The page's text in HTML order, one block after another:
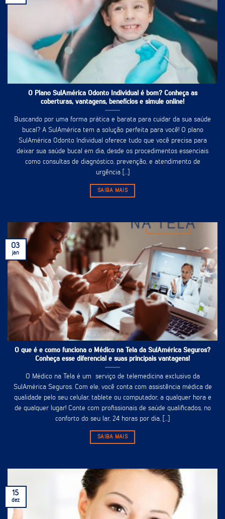
O Plano SulAmérica Odonto Individual é bom? Conheça as
coberturas, vantagens, benefícios e simule online!
Buscando por uma forma prática e barata para cuidar da sua saúde
bucal? A SulAmérica tem a solução perfeita para você! O plano
SulAmérica Odonto Individual oferece tudo que você precisa para
deixar sua saúde bucal em dia, desde os procedimentos essenciais
como consultas de diagnóstico, prevenção, e atendimento de
urgência [...]
SAIBA MAIS
O que é e como funciona o Médico na Tela da SulAmérica Seguros?
Conheça esse diferencial e suas principais vantagens!
O Médico na Tela é um serviço de telemedicina exclusivo da
SulAmérica Seguros. Com ele, você conta com assistência médica de
qualidade pelo seu celular, tablete ou computador, a qualquer hora e
de qualquer lugar! Conte com profissionais de saúde qualificados, no
conforto do seu lar, 24 horas por dia, [...]
SAIBA MAIS
03
jan
15
dez